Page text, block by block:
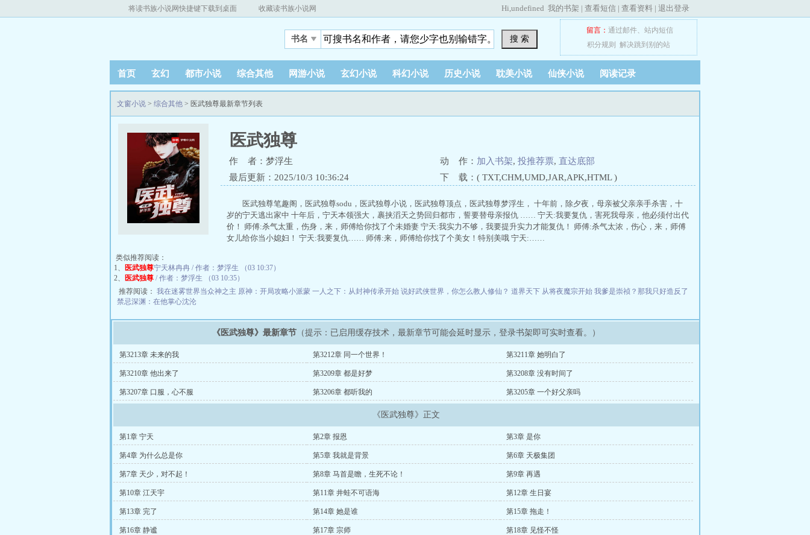
将读书族小说网快捷键下载到桌面 收藏读书族小说网 Hi,undefined 我的书架 | 查看短信 | 查看资料 | 退出登录
书名 搜 索
留言： 通过邮件、 站内短信
积分规则
解决跳到别的站
首页 玄幻 都市小说 综合其他 网游小说 玄幻小说 科幻小说 历史小说 耽美小说 仙侠小说 阅读记录
文窗小说 > 综合其他 > 医武独尊最新章节列表
医武独尊
作 者：梦浮生 动 作： 加入书架, 投推荐票, 直达底部
最后更新：2025/10/3 10:36:24
下 载：( TXT,CHM,UMD,JAR,APK,HTML )
医武独尊笔趣阁，医武独尊sodu，医武独尊小说，医武独尊顶点，医武独尊梦浮生， 十年前，除夕夜，母亲被父亲亲手杀害，十
岁的宁天逃出家中 十年后，宁天本领强大，裹挟滔天之势回归都市，誓要替母亲报仇 …… 宁天:我要复仇，害死我母亲，他必须付出代
价！ 师傅:杀气太重，伤身，来，师傅给你找了个未婚妻 宁天:我实力不够，我要提升实力才能复仇！ 师傅:杀气太浓，伤心，来，师傅
女儿给你当小媳妇！ 宁天:我要复仇…… 师傅:来，师傅给你找了个美女！特别美哦 宁天:……
类似推荐阅读：
1、
医武独尊宁天林冉冉 / 作者：梦浮生 （03 10:37）
2、
医武独尊 / 作者：梦浮生 （03 10:35）
推荐阅读： 我在迷雾世界当众神之主 原神：开局攻略小派蒙 一人之下：从封神传承开始 说好武侠世界，你怎么教人修仙？ 道界天下 从将夜魔宗开始 我爹是崇祯？那我只好造反了
禁忌深渊：在他掌心沈沦
《医武独尊》最新章节 （提示：已启用缓存技术，最新章节可能会延时显示，登录书架即可实时查看。）
第3213章 未来的我 第3212章 同一个世界！ 第3211章 她明白了
第3210章 他出来了 第3209章 都是好梦 第3208章 没有时间了
第3207章 口服，心不服 第3206章 都听我的 第3205章 一个好父亲吗
《医武独尊》正文
第1章 宁天 第2章 报恩 第3章 是你
第4章 为什么总是你 第5章 我就是背景 第6章 天极集团
第7章 天少，对不起！ 第8章 马首是瞻，生死不论！ 第9章 再遇
第10章 江天宇 第11章 井蛙不可语海 第12章 生日宴
第13章 完了 第14章 她是谁 第15章 拖走！
第16章 静谧 第17章 宗师 第18章 见怪不怪